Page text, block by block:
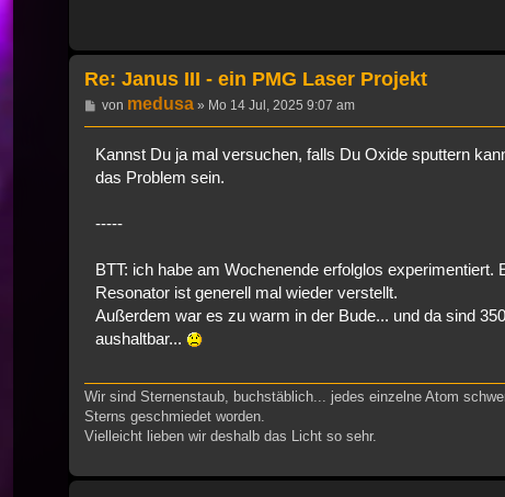
Re: Janus III - ein PMG Laser Projekt
Beitrag
von medusa» Mo 14 Jul, 2025 9:07 am
Kannst Du ja mal versuchen, falls Du Oxide sputtern
das Problem sein.
-----
BTT: ich habe am Wochenende erfolglos
Resonator ist generell mal wieder verstellt.
Außerdem war es zu warm in der Bude... und da sind
aushaltbar...
Wir sind Sternenstaub, buchstäblich... jedes einzelne Atom
Sterns geschmiedet worden.
Vielleicht lieben wir deshalb das Licht so sehr.